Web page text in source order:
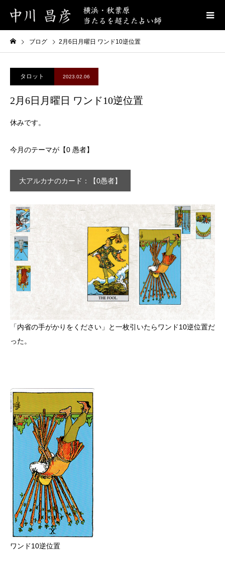
ブログ 2月6日月曜日 ワンド10逆位置
タロット 2023.02.06
2月6日月曜日 ワンド10逆位置
休みです。
今月のテーマが【0 愚者】
大アルカナのカード：【0愚者】
「内省の手がかりをください」と一枚引いたらワンド10逆位置だ
った。
ワンド10逆位置